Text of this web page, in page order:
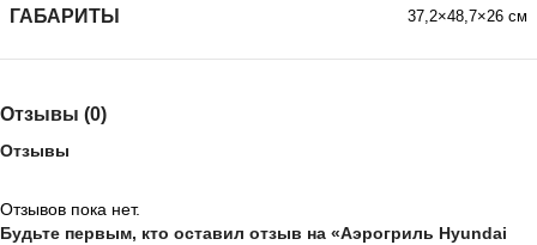
ГАБАРИТЫ 37,2×48,7×26 см
Отзывы (0)
Отзывы
Отзывов пока нет.
Будьте первым, кто оставил отзыв на «Аэрогриль Hyundai